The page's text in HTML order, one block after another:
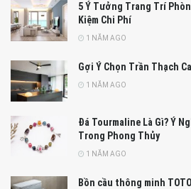
5 Ý Tưởng Trang Trí
Kiệm Chi Phí
1 NĂM AGO
Gợi Ý Chọn Trần Thạch
1 NĂM AGO
Đá Tourmaline Là Gì? Ý
Trong Phong Thủy
1 NĂM AGO
Bồn cầu thông minh